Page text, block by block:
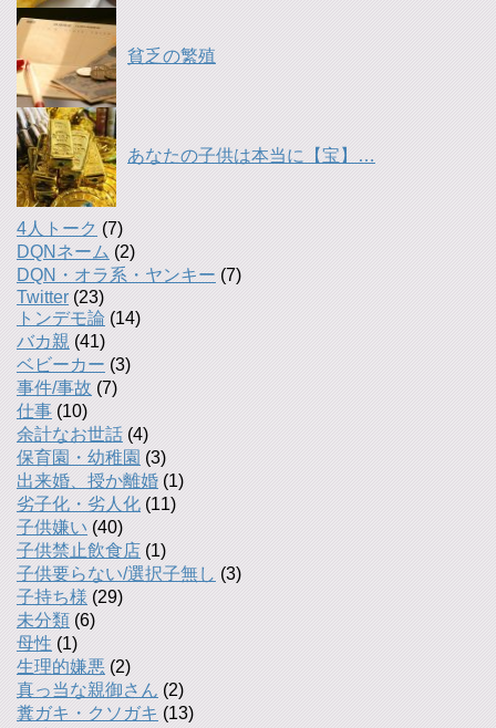
貧乏の繁殖
あなたの子供は本当に【宝】…
4人トーク (7)
DQNネーム (2)
DQN・オラ系・ヤンキー (7)
Twitter (23)
トンデモ論 (14)
バカ親 (41)
ベビーカー (3)
事件/事故 (7)
仕事 (10)
余計なお世話 (4)
保育園・幼稚園 (3)
出来婚、授か離婚 (1)
劣子化・劣人化 (11)
子供嫌い (40)
子供禁止飲食店 (1)
子供要らない/選択子無し (3)
子持ち様 (29)
未分類 (6)
母性 (1)
生理的嫌悪 (2)
真っ当な親御さん (2)
糞ガキ・クソガキ (13)